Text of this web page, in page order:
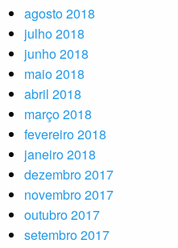
agosto 2018
julho 2018
junho 2018
maio 2018
abril 2018
março 2018
fevereiro 2018
janeiro 2018
dezembro 2017
novembro 2017
outubro 2017
setembro 2017